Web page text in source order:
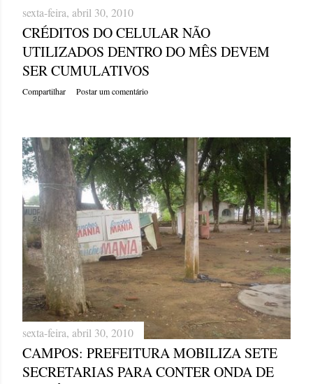
sexta-feira, abril 30, 2010
CRÉDITOS DO CELULAR NÃO
UTILIZADOS DENTRO DO MÊS DEVEM
SER CUMULATIVOS
Compartilhar Postar um comentário
sexta-feira, abril 30, 2010
CAMPOS: PREFEITURA MOBILIZA SETE
SECRETARIAS PARA CONTER ONDA DE